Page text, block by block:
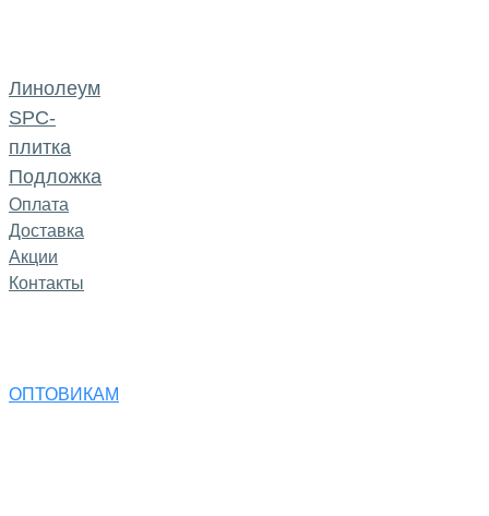
Линолеум
SPC-
плитка
Подложка
Оплата
Доставка
Акции
Контакты
ОПТОВИКАМ